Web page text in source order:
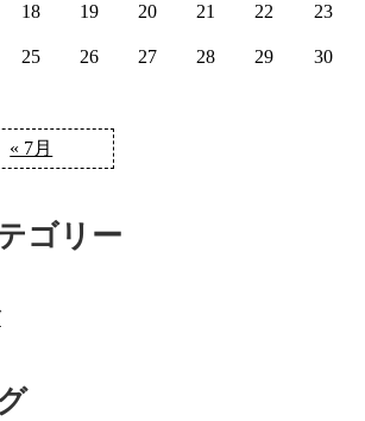
« 7月
18 19 20 21 22 23
25 26 27 28 29 30
ゴリー